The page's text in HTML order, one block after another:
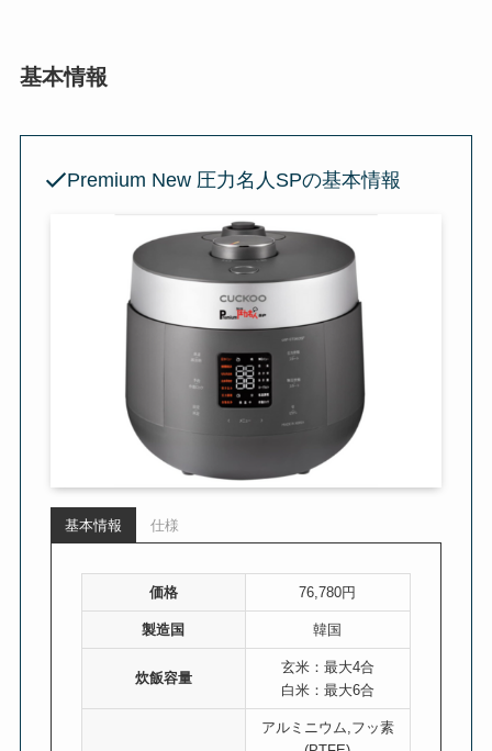
基本情報
Premium New 圧力名人SPの基本情報
基本情報 仕様
価格 76,780円
製造国 韓国
炊飯容量
玄米：最大4合
白米：最大6合
アルミニウム,フッ素